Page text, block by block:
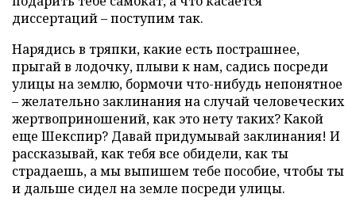
диссертаций – поступим так.
Нарядись в тряпки, какие есть пострашнее,
прыгай в лодочку, плыви к нам, садись посреди
улицы на землю, бормочи что-нибудь непонятное
– желательно заклинания на случай человеческих
жертвоприношений, как это нету таких? Какой
еще Шекспир? Давай придумывай заклинания! И
рассказывай, как тебя все обидели, как ты
страдаешь, а мы выпишем тебе пособие, чтобы ты
и дальше сидел на земле посреди улицы.